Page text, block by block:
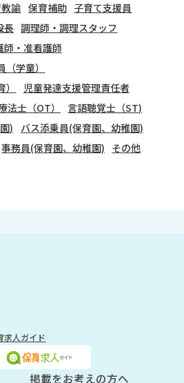
諭 保育補助 子育て支援員
長 調理師・調理スタッフ
師・准看護師
学童）
児童発達支援管理責任者
法士（OT）
言語聴覚士（ST)
)
バス添乗員(保育園、幼稚園)
事務員(保育園、幼稚園) その他
求人ガイド
掲載をお考えの方へ